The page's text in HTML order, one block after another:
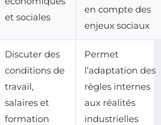
et sociales
en compte des
enjeux sociaux
Discuter des
conditions de
travail,
salaires et
formation
Permet
l’adaptation des
règles internes
aux réalités
industrielles